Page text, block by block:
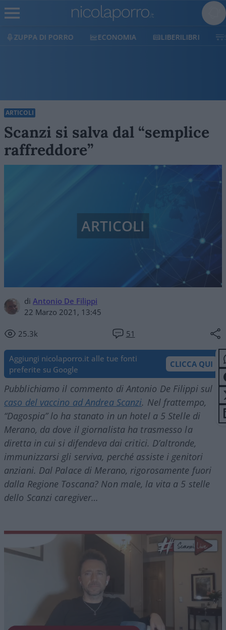
ECONOMIA LIBERILIBRI SHOP SOSTIENICI
ARTICOLI
Scanzi si salva dal “semplice
raffreddore”
di Antonio De Filippi
22 Marzo 2021, 13:45
25.3k 51
ARTICOLI
Aggiungi nicolaporro.it alle tue fonti
preferite su Google
CLICCA QUI
Pubblichiamo il commento di Antonio De Filippi sul
caso del vaccino ad Andrea Scanzi. Nel frattempo,
“Dagospia” lo ha stanato in un hotel a 5 Stelle di
Merano, da dove il giornalista ha trasmesso la
diretta in cui si difendeva dai critici. D’altronde,
immunizzarsi gli serviva, perché assiste i genitori
anziani. Dal Palace di Merano, rigorosamente fuori
dalla Regione Toscana? Non male, la vita a 5 stelle
dello Scanzi caregiver…
Video
Player